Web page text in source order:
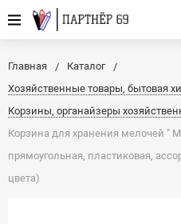
Главная
Каталог
Хозяйственные товары, бытовая
Корзины, органайзеры
Корзина для хранения мелочей "
прямоугольная, пластиковая,
цвета)